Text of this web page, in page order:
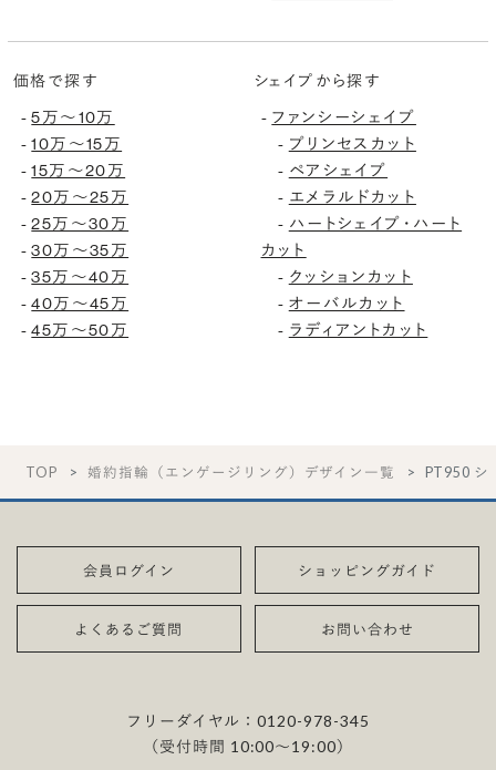
価格で探す
-5万〜10万
-10万〜15万
-15万〜20万
-20万〜25万
-25万〜30万
-30万〜35万
-35万〜40万
-40万〜45万
-45万〜50万
シェイプから探す
- ファンシーシェイプ
- プリンセスカット
- ペアシェイプ
- エメラルドカット
- ハートシェイプ・ハート
カット
- クッションカット
- オーバルカット
- ラディアントカット
TOP 婚約指輪（エンゲージリング）デザイン一覧 PT950 シ
会員ログイン ショッピングガイド
よくあるご質問 お問い合わせ
フリーダイヤル：0120-978-345
（受付時間 10:00〜19:00）